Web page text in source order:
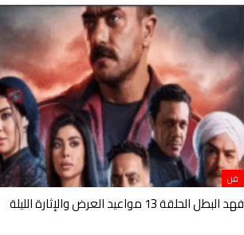
فن
فهد البطل الحلقة 13 مواعيد العرض والإثارة الليلة